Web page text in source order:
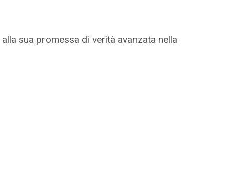
sua promessa di verità avanzata nella